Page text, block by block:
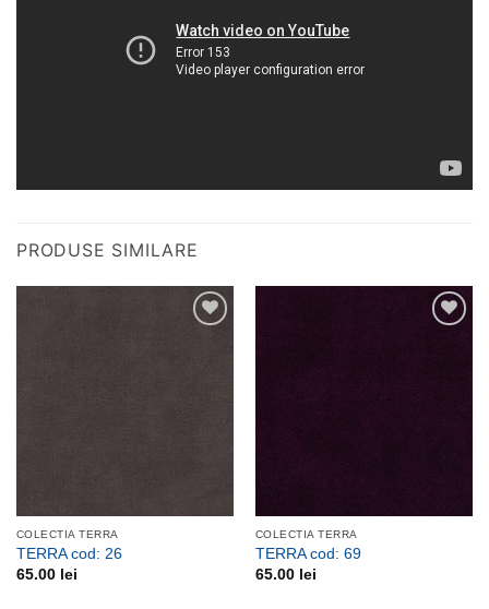
PRODUSE SIMILARE
COLECTIA TERRA
TERRA cod: 26
65.00 lei
COLECTIA TERRA
TERRA cod: 69
65.00 lei